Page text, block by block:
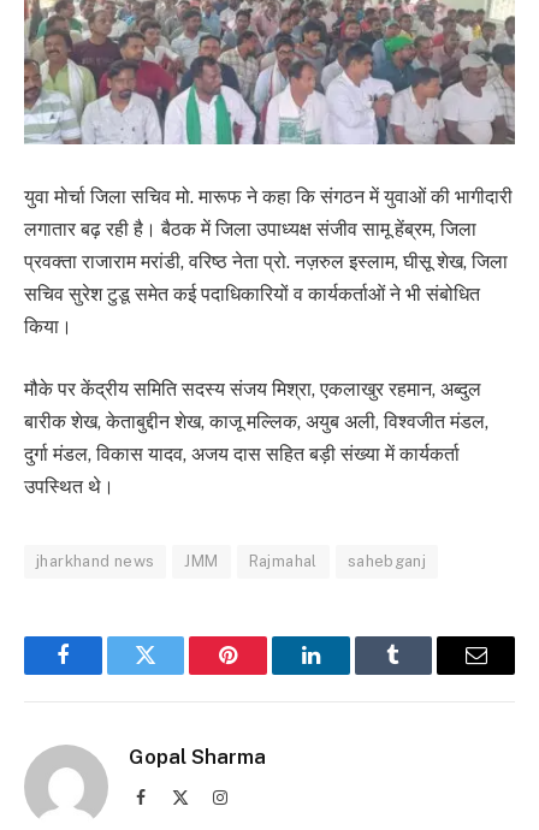
युवा मोर्चा जिला सचिव मो. मारूफ ने कहा कि संगठन में युवाओं की भागीदारी
लगातार बढ़ रही है। बैठक में जिला उपाध्यक्ष संजीव सामू हेंब्रम, जिला
प्रवक्ता राजाराम मरांडी, वरिष्ठ नेता प्रो. नज़रुल इस्लाम, घीसू शेख, जिला
सचिव सुरेश टुडू समेत कई पदाधिकारियों व कार्यकर्ताओं ने भी संबोधित
किया।
मौके पर केंद्रीय समिति सदस्य संजय मिश्रा, एकलाखुर रहमान, अब्दुल
बारीक शेख, केताबुद्दीन शेख, काजू मल्लिक, अयुब अली, विश्वजीत मंडल,
दुर्गा मंडल, विकास यादव, अजय दास सहित बड़ी संख्या में कार्यकर्ता
उपस्थित थे।
jharkhand news JMM Rajmahal sahebganj
FacebookTwitter Pinterest LinkedInTumblr Email
Gopal Sharma
Facebook Instagram